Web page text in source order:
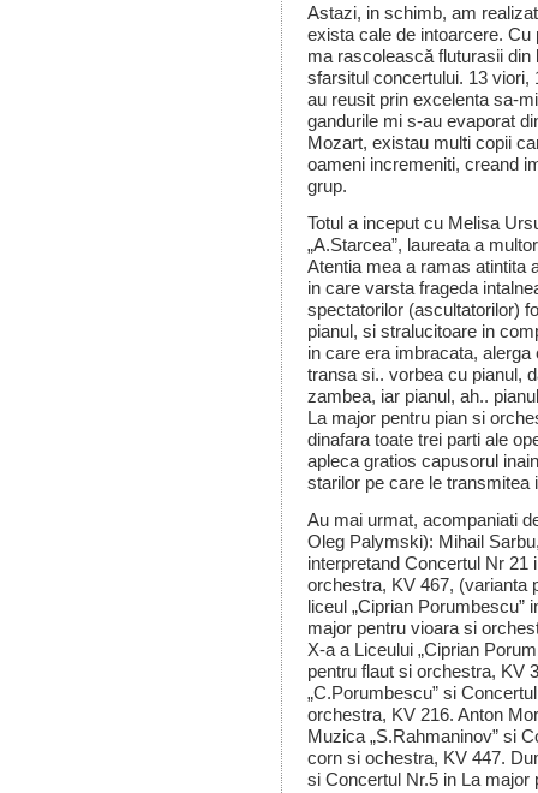
Astazi, in schimb, am
exista cale de intoarcere.
ma rascolească fluturasii
sfarsitul concertului. 13 viori,
au reusit prin excelenta sa-
gandurile mi s-au evaporat
Mozart, existau multi copii
oameni incremeniti, creand
grup.
Totul a inceput cu Melisa
„A.Starcea”, laureata a
Atentia mea a ramas atintita
in care varsta frageda
spectatorilor (ascultatorilor)
pianul, si stralucitoare in
in care era imbracata,
transa si.. vorbea cu pianul,
zambea, iar pianul, ah..
La major pentru pian si
dinafara toate trei parti ale
apleca gratios capusorul
starilor pe care le transmitea
Au mai urmat, acompaniati
Oleg Palymski): Mihail
interpretand Concertul Nr 21
orchestra, KV 467, (varianta
liceul „Ciprian Porumbescu”
major pentru vioara si
X-a a Liceului „Ciprian
pentru flaut si orchestra, KV
„C.Porumbescu” si
orchestra, KV 216. Anton
Muzica „S.Rahmaninov” si
corn si ochestra, KV 447.
si Concertul Nr.5 in La